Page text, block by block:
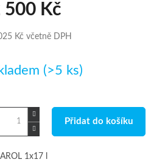
500 Kč
Kč včetně DPH
(>5 ks)
Přidat do košíku
1x17 l